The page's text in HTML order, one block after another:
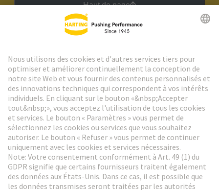
Haut de page
Aller à l'inscription
Social Media